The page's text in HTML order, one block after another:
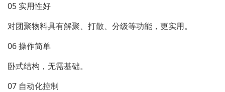
05 实用性好
对团聚物料具有解聚、打散、分级等功能，更实用。
06 操作简单
卧式结构，无需基础。
07 自动化控制